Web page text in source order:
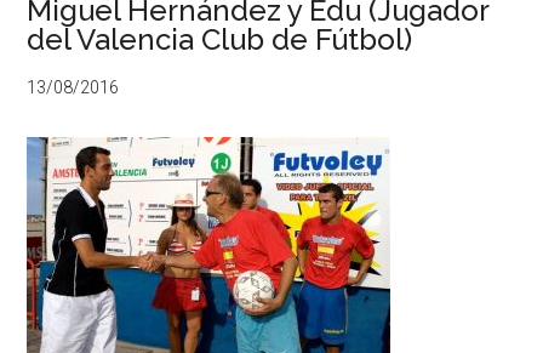
Miguel Hernández y Edu (Jugador
del Valencia Club de Fútbol)
13/08/2016